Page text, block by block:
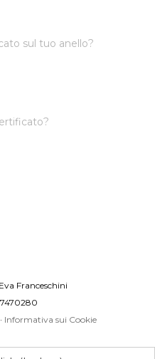
sul tuo anello?
Franceschini
· Informativa sui Cookie